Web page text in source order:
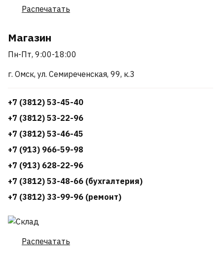
Распечатать
Магазин
Пн-Пт, 9:00-18:00
г. Омск, ул. Семиреченская, 99, к.3
+7 (3812) 53-45-40
+7 (3812) 53-22-96
+7 (3812) 53-46-45
+7 (913) 966-59-98
+7 (913) 628-22-96
+7 (3812) 53-48-66 (бухгалтерия)
+7 (3812) 33-99-96 (ремонт)
Распечатать